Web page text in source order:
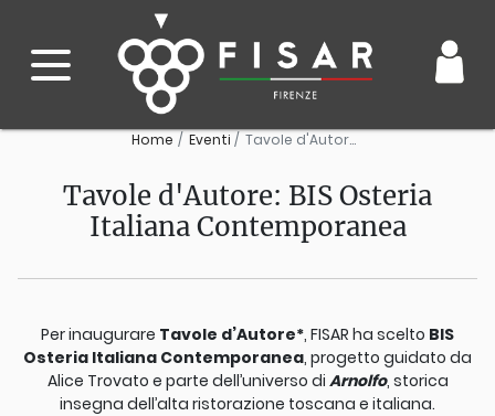
Home Eventi Tavole d'Autore: BIS Osteria Italiana Contemporanea
Tavole d'Autore: BIS Osteria
Italiana Contemporanea
Per inaugurare Tavole d’Autore*, FISAR ha scelto BIS
Osteria Italiana Contemporanea, progetto guidato da
Alice Trovato e parte dell’universo di Arnolfo, storica
insegna dell’alta ristorazione toscana e italiana.